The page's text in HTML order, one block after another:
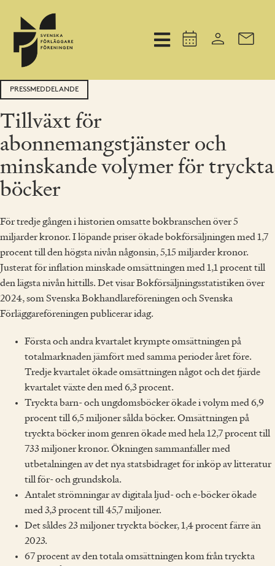
PRESSMEDDELANDE
Tillväxt för
abonnemangstjänster och
minskande volymer för tryckta
böcker
För tredje gången i historien omsatte bokbranschen över 5
miljarder kronor. I löpande priser ökade bokförsäljningen med 1,7
procent till den högsta nivån någonsin, 5,15 miljarder kronor.
Justerat för inflation minskade omsättningen med 1,1 procent till
den lägsta nivån hittills. Det visar Bokförsäljningsstatistiken över
2024, som Svenska Bokhandlareföreningen och Svenska
Förläggareföreningen publicerar idag.
Första och andra kvartalet krympte omsättningen på
totalmarknaden jämfört med samma perioder året före.
Tredje kvartalet ökade omsättningen något och det fjärde
kvartalet växte den med 6,3 procent.
Tryckta barn- och ungdomsböcker ökade i volym med 6,9
procent till 6,5 miljoner sålda böcker. Omsättningen på
tryckta böcker inom genren ökade med hela 12,7 procent till
733 miljoner kronor. Ökningen sammanfaller med
utbetalningen av det nya statsbidraget för inköp av litteratur
till för- och grundskola.
Antalet strömningar av digitala ljud- och e-böcker ökade
med 3,3 procent till 45,7 miljoner.
Det såldes 23 miljoner tryckta böcker, 1,4 procent färre än
2023.
67 procent av den totala omsättningen kom från tryckta